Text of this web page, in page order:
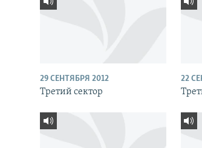
29 СЕНТЯБРЯ 2012
Третий сектор
22